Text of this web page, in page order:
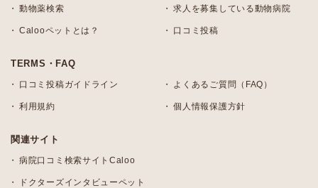
動物薬検索 求人を募集している動物病院
Calooペットとは？ 口コミ投稿
TERMS・FAQ
口コミ投稿ガイドライン よくあるご質問（FAQ）
利用規約 個人情報保護方針
関連サイト
病院口コミ検索サイトCaloo
ドクターズインタビューペット